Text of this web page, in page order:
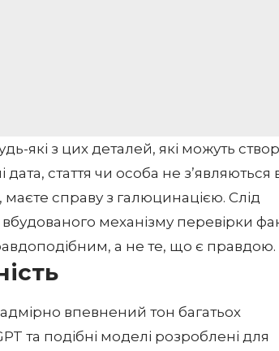
які з цих деталей, які можуть
стаття чи особа не з’являються
справу з галюцинацією. Слід
механізму перевірки
а не те, що є правдою.
впевнений тон багатьох
та подібні моделі розроблені для